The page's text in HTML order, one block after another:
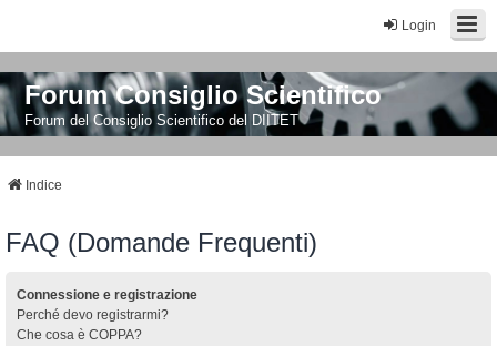
Login
Forum Consiglio Scientifico
Forum del Consiglio Scientifico del DIITET
Indice
FAQ (Domande Frequenti)
Connessione e registrazione
Perché devo registrarmi?
Che cosa è COPPA?